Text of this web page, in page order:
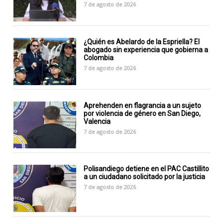
7 de agosto de 2026
¿Quién es Abelardo de la Espriella? El
abogado sin experiencia que gobierna a
Colombia
7 de agosto de 2026
Aprehenden en flagrancia a un sujeto
por violencia de género en San Diego,
Valencia
7 de agosto de 2026
Polisandiego detiene en el PAC Castillito
a un ciudadano solicitado por la justicia
7 de agosto de 2026